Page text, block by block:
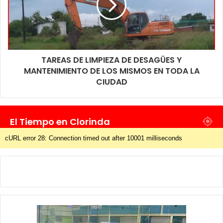
TAREAS DE LIMPIEZA DE DESAGÜES Y
MANTENIMIENTO DE LOS MISMOS EN TODA LA
CIUDAD
El Tiempo en Clorinda
cURL error 28: Connection timed out after 10001 milliseconds